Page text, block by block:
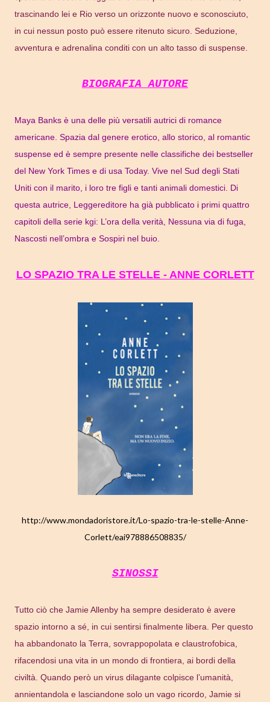
trascinando lei e Rio verso un orizzonte nuovo e sconosciuto,
in cui nessun posto può essere ritenuto sicuro. Seduzione,
avventura e adrenalina conditi con un alto tasso di suspense.
BIOGRAFIA AUTORE
Maya Banks è una delle più versatili autrici di romance
americane. Spazia dal genere erotico, allo storico, al romantic
suspense ed è sempre presente nelle classifiche dei bestseller
del New York Times e di usa Today. Vive nel Sud degli Stati
Uniti con il marito, i loro tre figli e tanti animali domestici. Di
questa autrice, Leggereditore ha già pubblicato i primi quattro
capitoli della serie kgi: L’ora della verità, Nessuna via di fuga,
Nascosti nell’ombra e Sospiri nel buio.
LO SPAZIO TRA LE STELLE - ANNE CORLETT
http://www.mondadoristore.it/Lo-spazio-tra-le-stelle-Anne-
Corlett/eai978886508835/
SINOSSI
Tutto ciò che Jamie Allenby ha sempre desiderato è avere
spazio intorno a sé, in cui sentirsi finalmente libera. Per questo
ha abbandonato la Terra, sovrappopolata e claustrofobica,
rifacendosi una vita in un mondo di frontiera, ai bordi della
civiltà. Quando però un virus dilagante colpisce l’umanità,
annientandola e lasciandone solo un vago ricordo, Jamie si